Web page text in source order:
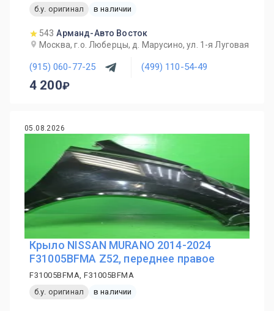
б.у. оригинал
в наличии
543 Арманд-Авто Восток
Москва, г.о. Люберцы, д. Марусино, ул. 1-я Луговая
(915) 060-77-25 (499) 110-54-49
4 200
05.08.2026
Крыло NISSAN MURANO 2014-2024
F31005BFMA Z52, переднее правое
F31005BFMA, F31005BFMA
б.у. оригинал
в наличии